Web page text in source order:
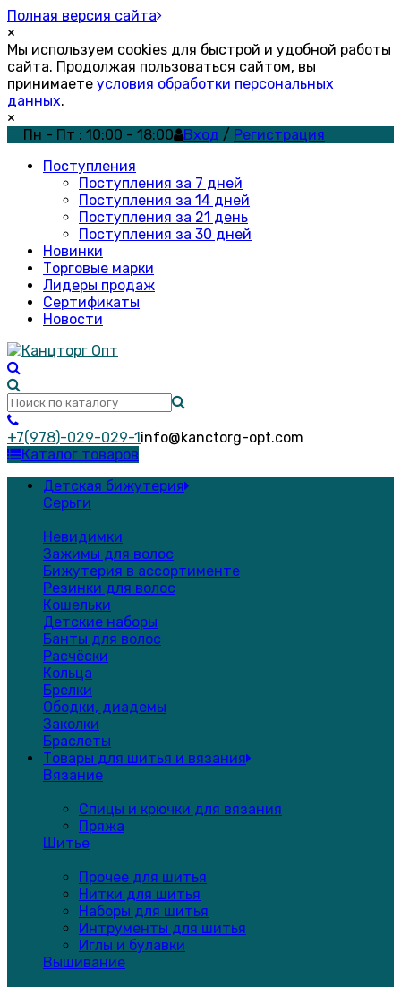
Полная версия сайта
×
Мы используем cookies для быстрой и удобной работы
сайта. Продолжая пользоваться сайтом, вы
принимаете условия обработки персональных
данных.
×
Пн - Пт : 10:00 - 18:00
Вход / Регистрация
Поступления
Поступления за 7 дней
Поступления за 14 дней
Поступления за 21 день
Поступления за 30 дней
Новинки
Торговые марки
Лидеры продаж
Сертификаты
Новости
+7(978)-029-029-1info@kanctorg-opt.com
Каталог товаров
Детская бижутерия
Серьги
Невидимки
Зажимы для волос
Бижутерия в ассортименте
Резинки для волос
Кошельки
Детские наборы
Банты для волос
Расчёски
Кольца
Брелки
Ободки, диадемы
Заколки
Браслеты
Товары для шитья и вязания
Вязание
Спицы и крючки для вязания
Пряжа
Шитье
Прочее для шитья
Нитки для шитья
Наборы для шитья
Интрументы для шитья
Иглы и булавки
Вышивание